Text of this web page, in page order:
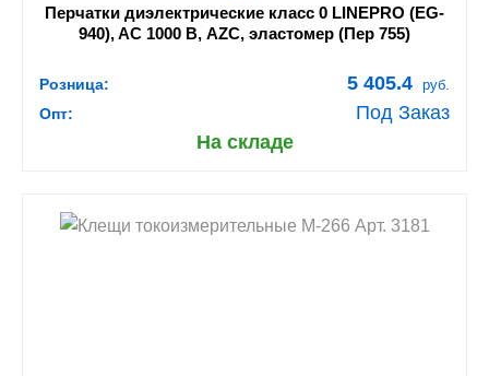
Перчатки диэлектрические класс 0 LINEPRO (EG-
940), AC 1000 В, AZC, эластомер (Пер 755)
Розница: 5 405.4 руб.
Опт:
Под Заказ
На складе
shopping_cart В КОРЗИНУ